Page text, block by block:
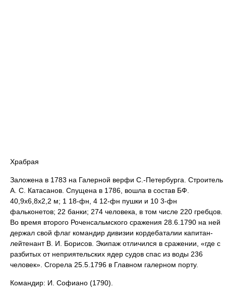
Храбрая
Заложена в 1783 на Галерной верфи С.-Петербурга. Строитель
А. С. Катасанов. Спущена в 1786, вошла в состав БФ.
40,9x6,8x2,2 м; 1 18-фн, 4 12-фн пушки и 10 3-фн
фальконетов; 22 банки; 274 человека, в том числе 220 гребцов.
Во время второго Роченсальмского сражения 28.6.1790 на ней
держал свой флаг командир дивизии кордебаталии капитан-
лейтенант В. И. Борисов. Экипаж отличился в сражении, «где с
разбитых от неприятельских ядер судов спас из воды 236
человек». Сгорела 25.5.1796 в Главном галерном порту.
Командир: И. Софиано (1790).